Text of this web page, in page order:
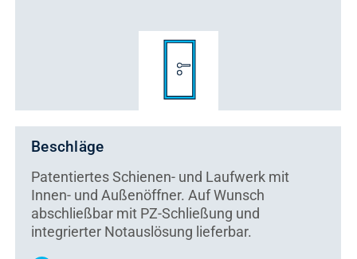
Beschläge
Patentiertes Schienen- und Laufwerk mit
Innen- und Außenöffner. Auf Wunsch
abschließbar mit PZ-Schließung und
integrierter Notauslösung lieferbar.